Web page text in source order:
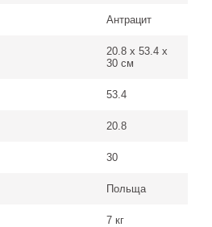
Антрацит
20.8 x 53.4 x
30 см
53.4
20.8
30
Польща
7 кг